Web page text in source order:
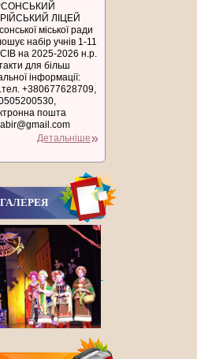
ЛІЦЕЙ
міської ради
набір учнів 1-11
на 2025-2026 н.р.
для більш
інформації:
+380677628709,
пошта
Детальніше